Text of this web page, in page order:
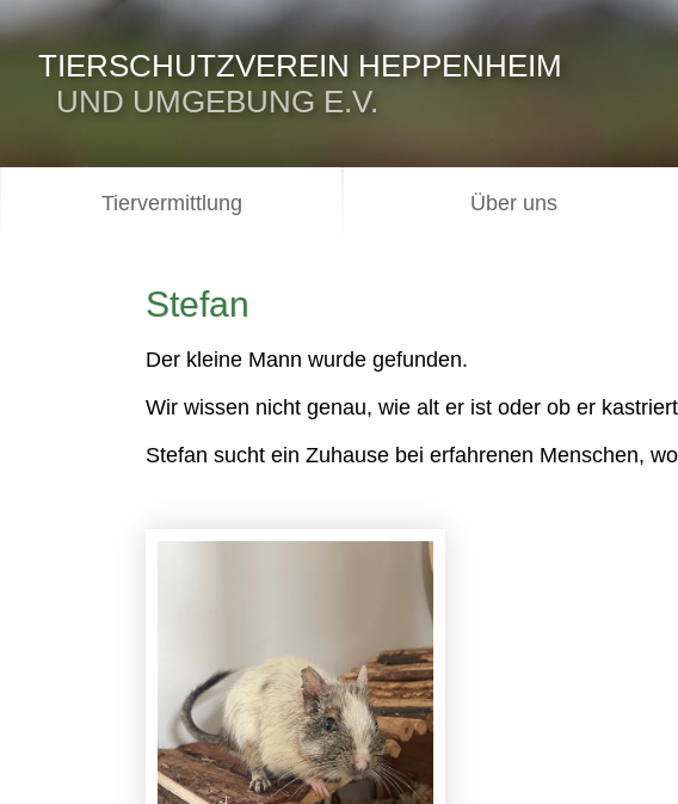
TIERSCHUTZVEREIN HEPPENHEIM
UND UMGEBUNG E.V.
Tiervermittlung Über uns
Stefan
Der kleine Mann wurde gefunden.
Wir wissen nicht genau, wie alt er ist oder ob er
Stefan sucht ein Zuhause bei erfahrenen Menschen,